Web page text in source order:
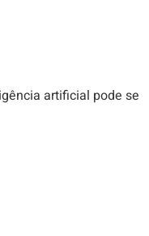
artificial pode se